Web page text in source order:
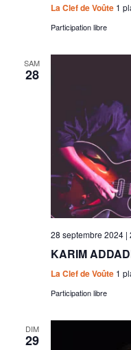
La Clef de Voûte 1
Participation libre
SAM
28
28 septembre 2024 |
KARIM
La Clef de Voûte 1
Participation libre
DIM
29